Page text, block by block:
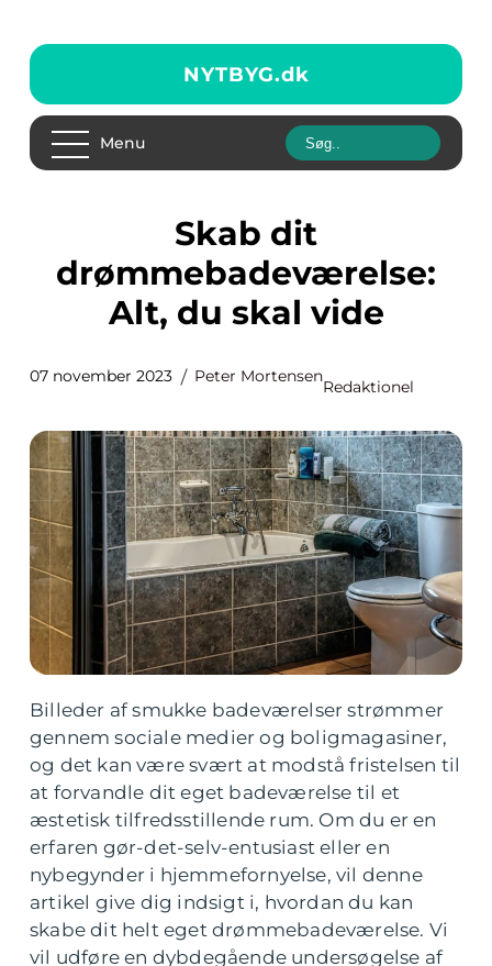
NYTBYG.dk
Menu
Skab dit
drømmebadeværelse:
Alt, du skal vide
07 november 2023 Peter Mortensen
Redaktionel
Billeder af smukke badeværelser strømmer
gennem sociale medier og boligmagasiner,
og det kan være svært at modstå fristelsen til
at forvandle dit eget badeværelse til et
æstetisk tilfredsstillende rum. Om du er en
erfaren gør-det-selv-entusiast eller en
nybegynder i hjemmefornyelse, vil denne
artikel give dig indsigt i, hvordan du kan
skabe dit helt eget drømmebadeværelse. Vi
vil udføre en dybdegående undersøgelse af